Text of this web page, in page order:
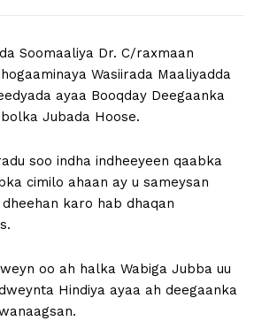
Soomaaliya Dr. C/raxmaan
Wasiirada Maaliyadda
ayaa Booqday Deegaanka
Jubada Hoose.
soo indha indheeyeen qaabka
cimilo ahaan ay u sameysan
karo hab dhaqan
oo ah halka Wabiga Jubba uu
Hindiya ayaa ah deegaanka